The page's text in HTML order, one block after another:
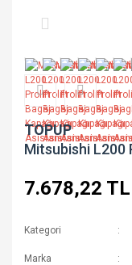
TOPUP
Mitsubishi L200
7.678,22 TL
Kategori
Marka